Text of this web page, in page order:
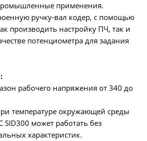
применения.
ручку-вал кодер, с помощью
производить настройку ПЧ, так и
потенциометра для задания
рабочего напряжения от 340 до
температуре окружающей среды
SID300 может работать без
характеристик.